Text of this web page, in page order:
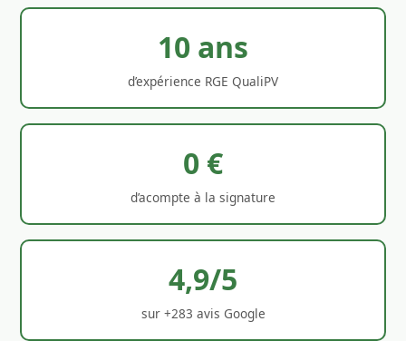
10 ans
d’expérience RGE QualiPV
0 €
d’acompte à la signature
4,9/5
sur +283 avis Google